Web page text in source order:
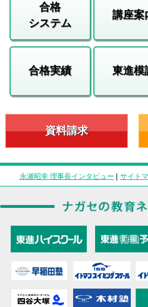
合格
システム
講座案
合格実績 東進模
資料請求
永瀬昭幸 理事長インタビュー | サイト